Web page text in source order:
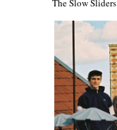
The Slow Sliders